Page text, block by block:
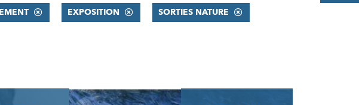
EXPOSITION SORTIES NATURE